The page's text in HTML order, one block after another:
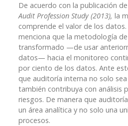
De acuerdo con la publicación
Audit Profession Study (2013), la
comprende el valor de los
menciona que la metodología
transformado —de usar
datos— hacia el monitoreo
por ciento de los datos. Ante
que auditoría interna no solo
también contribuya con análisis
riesgos. De manera que
un área analítica y no solo una
procesos.